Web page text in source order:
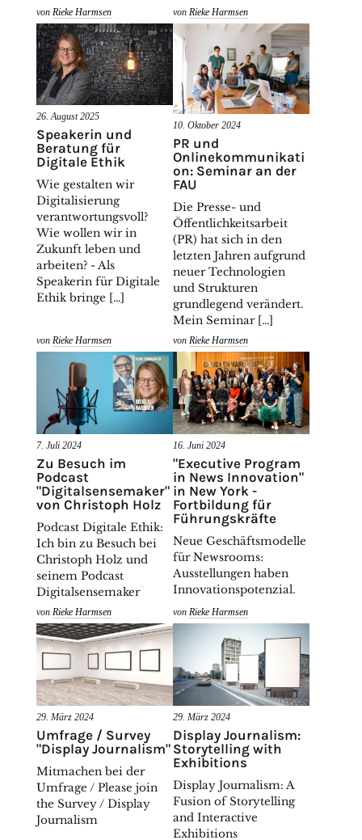
von Rieke Harmsen von Rieke Harmsen
26. August 2025
Speakerin und
Beratung für
Digitale Ethik
Wie gestalten wir
Digitalisierung
verantwortungsvoll?
Wie wollen wir in
Zukunft leben und
arbeiten? - Als
Speakerin für Digitale
Ethik bringe […]
von Rieke Harmsen
10. Oktober 2024
PR und
Onlinekommunikati
on: Seminar an der
FAU
Die Presse- und
Öffentlichkeitsarbeit
(PR) hat sich in den
letzten Jahren aufgrund
neuer Technologien
und Strukturen
grundlegend verändert.
Mein Seminar […]
vonRieke Harmsen
7. Juli 2024
Zu Besuch im
Podcast
"Digitalsensemaker"
von Christoph Holz
Podcast Digitale Ethik:
Ich bin zu Besuch bei
Christoph Holz und
seinem Podcast
Digitalsensemaker
von Rieke Harmsen
16. Juni 2024
"Executive Program
in News Innovation"
in New York -
Fortbildung für
Führungskräfte
Neue Geschäftsmodelle
für Newsrooms:
Ausstellungen haben
Innovationspotenzial.
vonRieke Harmsen
29. März 2024
Umfrage / Survey
"Display Journalism"
Mitmachen bei der
Umfrage / Please join
the Survey / Display
Journalism
29. März 2024
Display Journalism:
Storytelling with
Exhibitions
Display Journalism: A
Fusion of Storytelling
and Interactive
Exhibitions